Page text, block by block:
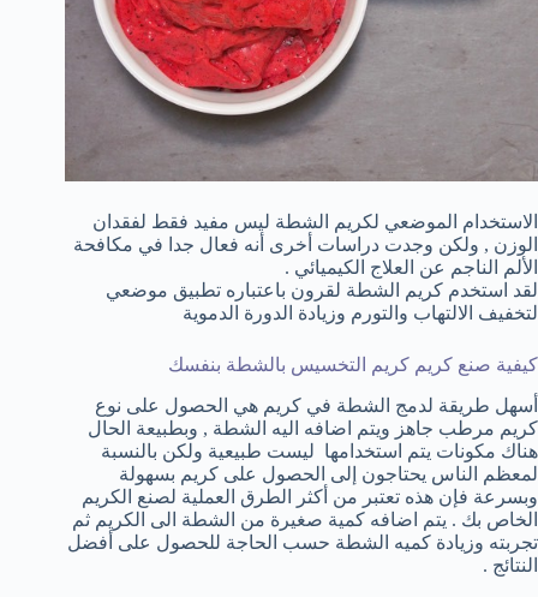
الاستخدام الموضعي لكريم الشطة ليس مفيد فقط لفقدان
الوزن , ولكن وجدت دراسات أخرى أنه فعال جدا في مكافحة
الألم الناجم عن العلاج الكيميائي .
لقد استخدم كريم الشطة لقرون باعتباره تطبيق موضعي
لتخفيف الالتهاب والتورم وزيادة الدورة الدموية
كيفية صنع كريم كريم التخسيس بالشطة بنفسك
أسهل طريقة لدمج الشطة في كريم هي الحصول على نوع
كريم مرطب جاهز ويتم اضافه اليه الشطة , وبطبيعة الحال
هناك مكونات يتم استخدامها ليست طبيعية ولكن بالنسبة
لمعظم الناس يحتاجون إلى الحصول على كريم بسهولة
وبسرعة فإن هذه تعتبر من أكثر الطرق العملية لصنع الكريم
الخاص بك . يتم اضافه كمية صغيرة من الشطة الى الكريم ثم
تجربته وزيادة كميه الشطة حسب الحاجة للحصول على أفضل
النتائج .